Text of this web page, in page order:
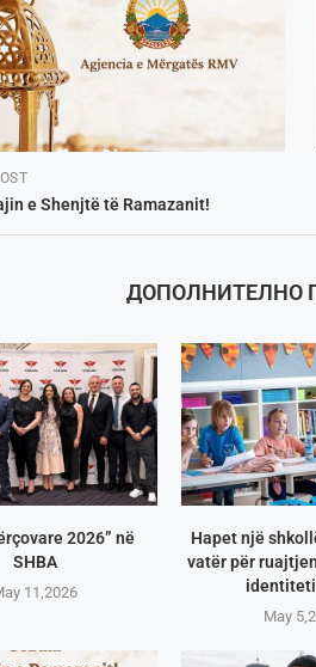
e Shenjtë të Ramazanit!
ДОПОЛНИТЕЛНО
2026” në
SHBA
11,2026
Hapet një
vatër për
May